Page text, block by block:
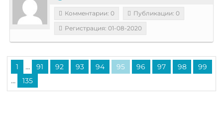
Комментарии: 0
Публикации: 0
Регистрация: 01-08-2020
1 ... 91 92 93 94 95 96 97 98 99
... 135